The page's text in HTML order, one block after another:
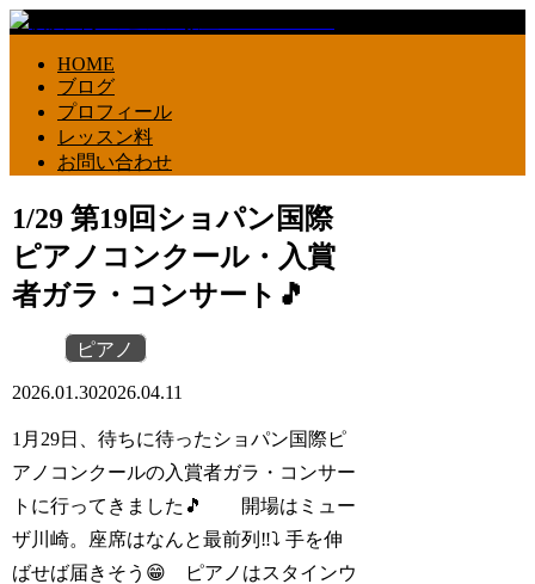
HOME
ブログ
プロフィール
レッスン料
お問い合わせ
1/29 第19回ショパン国際
ピアノコンクール・入賞
者ガラ・コンサート🎵
ピアノ
2026.01.302026.04.11
1月29日、待ちに待ったショパン国際ピ
アノコンクールの入賞者ガラ・コンサー
トに行ってきました🎵 開場はミュー
ザ川崎。座席はなんと最前列‼️⤵️ 手を伸
ばせば届きそう😁 ピアノはスタインウ